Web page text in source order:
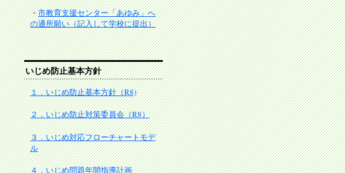
・市教育支援センター「あゆみ」へ
の通所願い（記入して学校に提出）
いじめ防止基本方針
１．いじめ防止基本方針（R8)
２．いじめ防止対策委員会（R8）
３．いじめ対応フローチャートモデ
ル
４．いじめ問題年間指導計画